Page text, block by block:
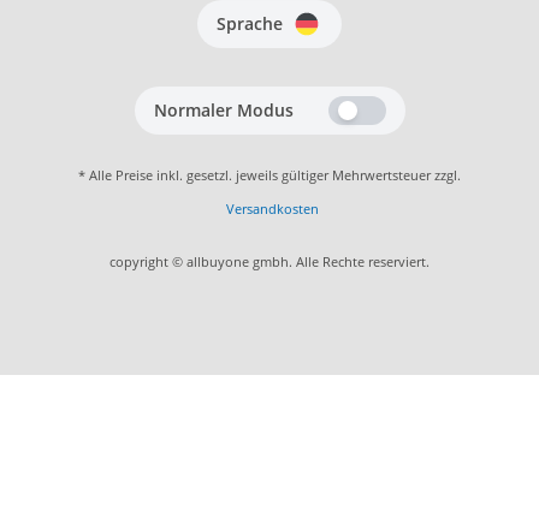
Sprache
Normaler Modus
* Alle Preise inkl. gesetzl. jeweils gültiger Mehrwertsteuer zzgl.
Versandkosten
copyright © allbuyone gmbh. Alle Rechte reserviert.